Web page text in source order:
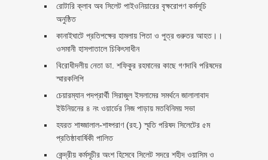
রোটারি ক্লাব অব সিলেট পাইওনিয়ারের বৃক্ষরোপণ কর্মসূচি
অনুষ্ঠিত
কানাইঘাটে প্রতিপক্ষের হামলায় পিতা ও পুত্র গুরুতর আহত।।
ওসমানী হাসপাতালে চিকিৎসাধীন
বিরোধীদলীয় নেতা ডা. শফিকুর রহমানের কাছে গণদাবি পরিষদের
স্মারকলিপি ‎
চেয়ারম্যান পদপ্রার্থী সিরাজুল ইসলামের সমর্থনে জালালাবাদ
ইউনিয়নের ৪ নং ওয়ার্ডের নিজ পাড়ায় মতবিনিময় সভা
হযরত শাহ্জালাল-শাহ্পরাণ (রহ.) স্মৃতি পরিষদ সিলেটের ৫ম
প্রতিষ্ঠাবার্ষিকী পালিত ‎​
কেন্দ্রীয় কর্মসূচীর অংশ হিসেবে সিলেট সদরে শহীদ ওয়াসিম ও